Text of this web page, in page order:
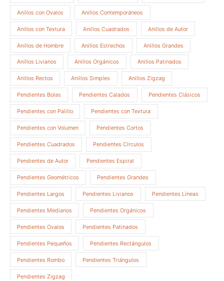
Anillos con Ovalos Anillos Contemporáneos
Anillos con Textura Anillos Cuadrados Anillos de Autor
Anillos de Hombre Anillos Estrechos Anillos Grandes
Anillos Livianos Anillos Orgánicos Anillos Patinados
Anillos Rectos Anillos Simples Anillos Zigzag
Pendientes Bolas Pendientes Calados Pendientes Clásicos
Pendientes con Palillo Pendientes con Textura
Pendientes con Volumen Pendientes Cortos
Pendientes Cuadrados Pendientes Círculos
Pendientes de Autor Pendientes Espiral
Pendientes Geométricos Pendientes Grandes
Pendientes Largos Pendientes Livianos Pendientes Líneas
Pendientes Medianos Pendientes Orgánicos
Pendientes Ovalos Pendientes Patinados
Pendientes Pequeños Pendientes Rectángulos
Pendientes Rombo Pendientes Triángulos
Pendientes Zigzag